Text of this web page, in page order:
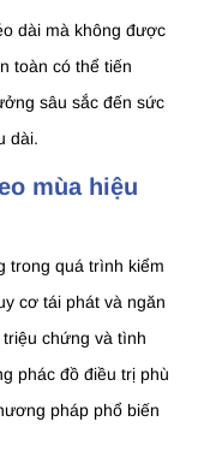
dài mà không được
toàn có thể tiến
sâu sắc đến sức
dài.
mùa hiệu
trong quá trình kiểm
cơ tái phát và ngăn
chứng và tình
phác đồ điều trị phù
pháp phổ biến